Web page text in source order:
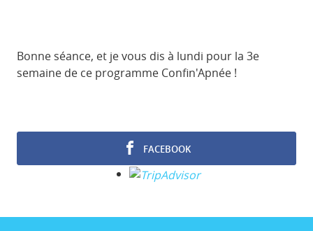
Bonne séance, et je vous dis à lundi pour la 3e
semaine de ce programme Confin'Apnée !
FACEBOOK